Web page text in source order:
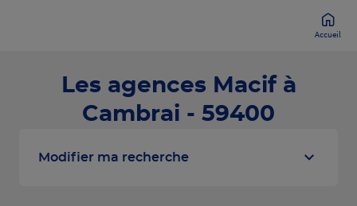
Accueil
Les agences Macif à
Cambrai - 59400
Modifier ma recherche